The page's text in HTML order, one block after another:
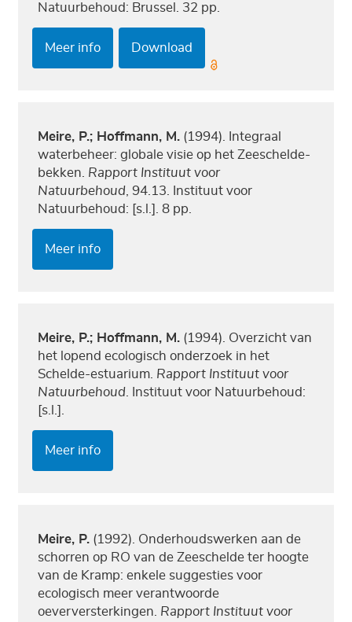
Natuurbehoud: Brussel. 32 pp.
Meer info Download
Meire, P.; Hoffmann, M. (1994). Integraal
waterbeheer: globale visie op het Zeeschelde-
bekken. Rapport Instituut voor
Natuurbehoud , 94.13. Instituut voor
Natuurbehoud: [s.l.]. 8 pp.
Meer info
Meire, P.; Hoffmann, M. (1994). Overzicht van
het lopend ecologisch onderzoek in het
Schelde-estuarium. Rapport Instituut voor
Natuurbehoud . Instituut voor Natuurbehoud:
[s.l.].
Meer info
Meire, P. (1992). Onderhoudswerken aan de
schorren op RO van de Zeeschelde ter hoogte
van de Kramp: enkele suggesties voor
ecologisch meer verantwoorde
oeverversterkingen. Rapport Instituut voor